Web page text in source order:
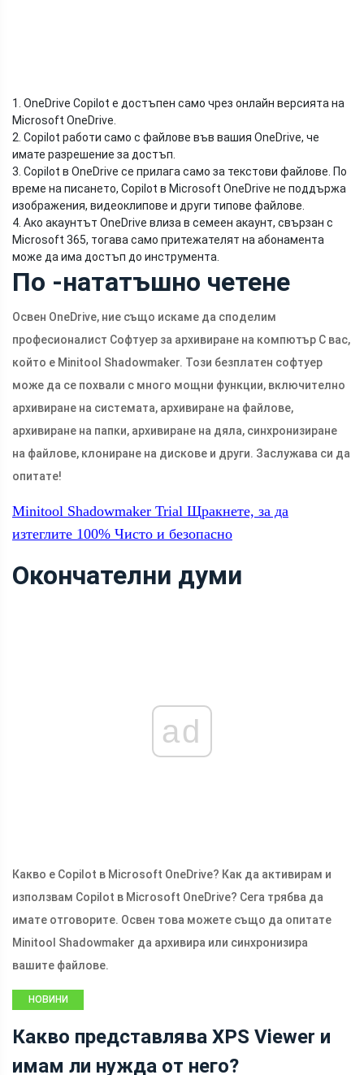
1. OneDrive Copilot е достъпен само чрез онлайн версията на
Microsoft OneDrive.
2. Copilot работи само с файлове във вашия OneDrive, че
имате разрешение за достъп.
3. Copilot в OneDrive се прилага само за текстови файлове. По
време на писането, Copilot в Microsoft OneDrive не поддържа
изображения, видеоклипове и други типове файлове.
4. Ако акаунтът OneDrive влиза в семеен акаунт, свързан с
Microsoft 365, тогава само притежателят на абонамента
може да има достъп до инструмента.
По -нататъшно четене
Освен OneDrive, ние също искаме да споделим
професионалист Софтуер за архивиране на компютър С вас,
който е Minitool Shadowmaker. Този безплатен софтуер
може да се похвали с много мощни функции, включително
архивиране на системата, архивиране на файлове,
архивиране на папки, архивиране на дяла, синхронизиране
на файлове, клониране на дискове и други. Заслужава си да
опитате!
Minitool Shadowmaker Trial Щракнете, за да
изтеглите 100% Чисто и безопасно
Окончателни думи
ad
Какво е Copilot в Microsoft OneDrive? Как да активирам и
използвам Copilot в Microsoft OneDrive? Сега трябва да
имате отговорите. Освен това можете също да опитате
Minitool Shadowmaker да архивира или синхронизира
вашите файлове.
НОВИНИ
Какво представлява XPS Viewer и
имам ли нужда от него?